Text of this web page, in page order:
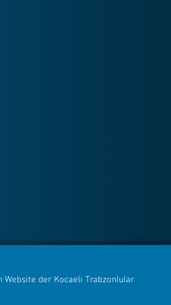
der Kocaeli Trabzonlular